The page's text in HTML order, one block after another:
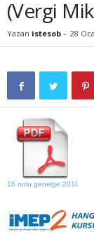
(Vergi
Yazan istesob - 28
16 nolu genelge 2011